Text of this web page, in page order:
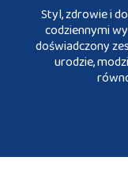
Styl, zdrowie i
codziennymi
doświadczony
urodzie,